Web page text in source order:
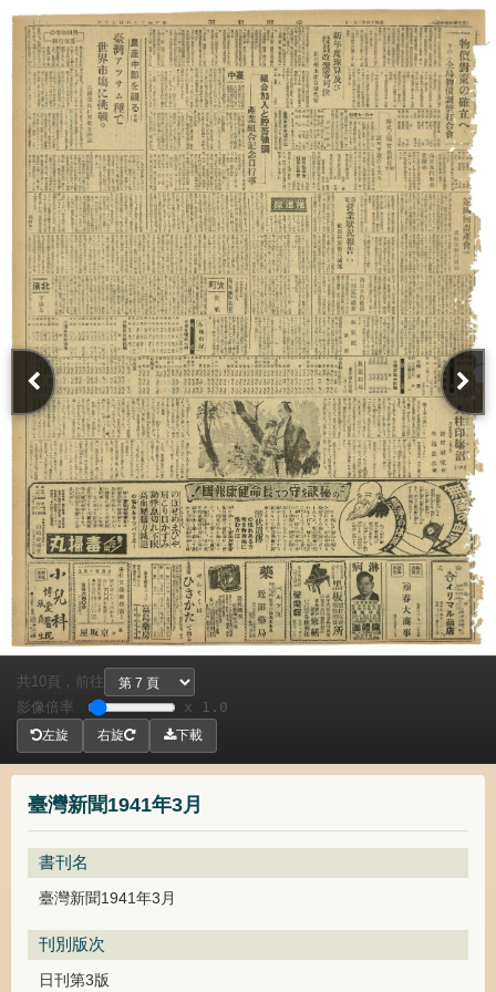
臺灣新聞1941年3月
書刊名
臺灣新聞1941年3月
刊別版次
日刊第3版
共 10頁，
前往
影像倍率
x 1.0
左旋 右旋 下載